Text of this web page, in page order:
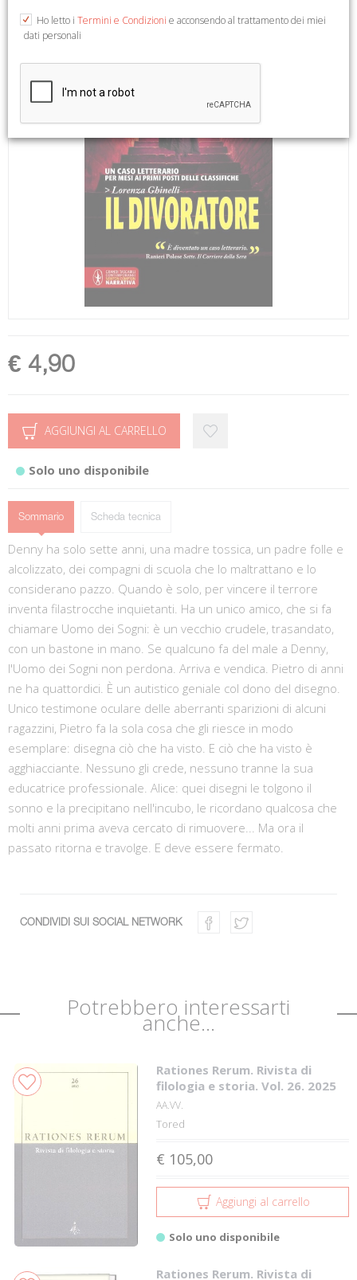
€ 4,90
AGGIUNGI AL CARRELLO
Solo uno disponibile
Sommario Scheda tecnica
Denny ha solo sette anni, una madre tossica, un padre folle e
alcolizzato, dei compagni di scuola che lo maltrattano e lo
considerano pazzo. Quando è solo, per vincere il terrore
inventa filastrocche inquietanti. Ha un unico amico, che si fa
chiamare Uomo dei Sogni: è un vecchio crudele, trasandato,
con un bastone in mano. Se qualcuno fa del male a Denny,
l'Uomo dei Sogni non perdona. Arriva e vendica. Pietro di anni
ne ha quattordici. È un autistico geniale col dono del disegno.
Unico testimone oculare delle aberranti sparizioni di alcuni
ragazzini, Pietro fa la sola cosa che gli riesce in modo
esemplare: disegna ciò che ha visto. E ciò che ha visto è
agghiacciante. Nessuno gli crede, nessuno tranne la sua
educatrice professionale. Alice: quei disegni le tolgono il
sonno e la precipitano nell'incubo, le ricordano qualcosa che
molti anni prima aveva cercato di rimuovere... Ma ora il
passato ritorna e travolge. E deve essere fermato.
CONDIVIDI SUI SOCIAL NETWORK
Potrebbero interessarti
anche...
Rationes Rerum. Rivista di
filologia e storia. Vol. 26. 2025
AA.VV.
Tored
€ 105,00
Aggiungi al carrello
Solo uno disponibile
Rationes Rerum. Rivista di
Ho letto i Termini e Condizioni e acconsendo al trattamento dei miei
dati personali